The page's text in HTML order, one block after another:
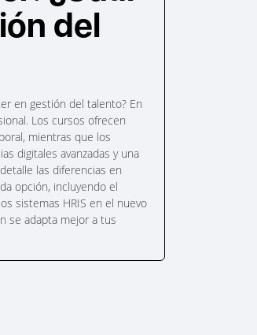
del
en gestión del talento? En
Los cursos ofrecen
mientras que los
digitales avanzadas y una
las diferencias en
opción, incluyendo el
sistemas HRIS en el nuevo
se adapta mejor a tus